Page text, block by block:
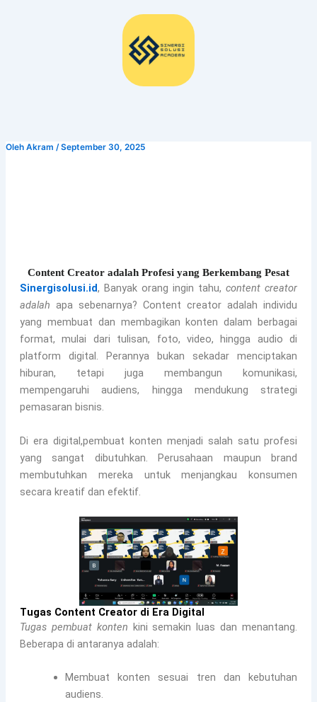
Oleh Akram /September 30, 2025
Content Creator adalah Profesi yang Berkembang Pesat
Sinergisolusi.id, Banyak orang ingin tahu,content creator
adalah apa sebenarnya? Content creator adalah individu
yang membuat dan membagikan konten dalam berbagai
format, mulai dari tulisan, foto, video, hingga audio di
platform digital. Perannya bukan sekadar menciptakan
hiburan, tetapi juga membangun komunikasi,
mempengaruhi audiens, hingga mendukung strategi
pemasaran bisnis.
Di era digital,pembuat konten menjadi salah satu profesi
yang sangat dibutuhkan. Perusahaan maupun brand
membutuhkan mereka untuk menjangkau konsumen
secara kreatif dan efektif.
Tugas Content Creator di Era Digital
Tugas pembuat konten kini semakin luas dan menantang.
Beberapa di antaranya adalah:
Membuat konten sesuai tren dan kebutuhan
audiens.